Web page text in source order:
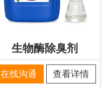
生物酶除臭剂
在线沟通 查看详情